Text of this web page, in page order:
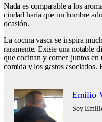
Nada es comparable a los
ciudad haría que un hombre
ocasión.
La cocina vasca se inspira
raramente. Existe una notable
que cocinan y comen juntos en
comida y los gastos asociados.
Emilio
Soy